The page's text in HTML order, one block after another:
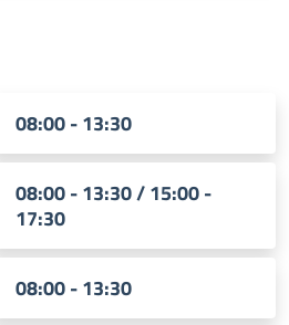
08:00 - 13:30
08:00 - 13:30 / 15:00 -
17:30
08:00 - 13:30